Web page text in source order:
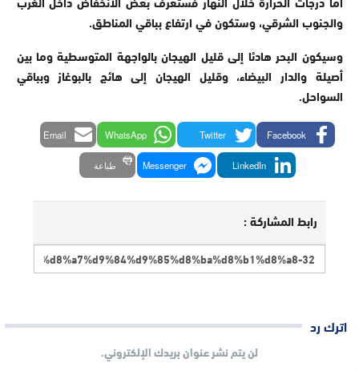
والجنوب الشرقي، وستكون في ارتفاع بباقي المناطق.
وسيكون البحر هادئا إلى قليل الهيجان بالواجهة المتوسطية وما بين
أصيلة والدار البيضاء، وقليل الهيجان إلى هائج بالبوغاز وبباقي
السواحل.
Facebook
Twitter
WhatsApp
Email
LinkedIn
Messenger طباعة
رابط المشاركة :
اترك رد
لن يتم نشر عنوان بريدك الإلكتروني.